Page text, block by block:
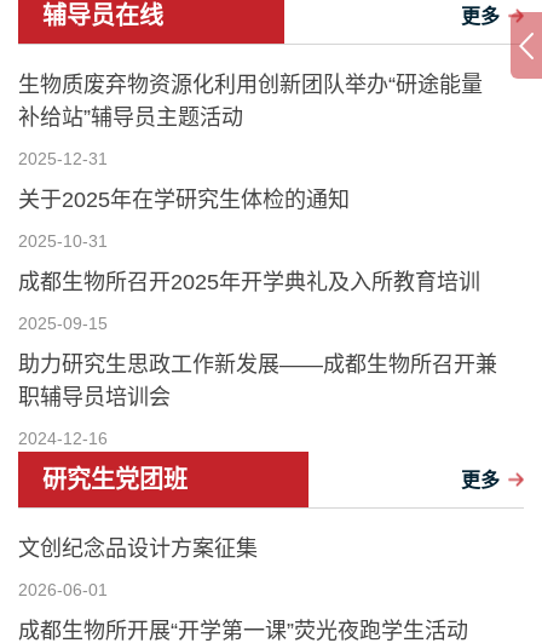
辅导员在线 更多
生物质废弃物资源化利用创新团队举办“研途能量
补给站”辅导员主题活动
2025-12-31
关于2025年在学研究生体检的通知
2025-10-31
成都生物所召开2025年开学典礼及入所教育培训
2025-09-15
助力研究生思政工作新发展——成都生物所召开兼
职辅导员培训会
2024-12-16
研究生党团班 更多
文创纪念品设计方案征集
2026-06-01
成都生物所开展“开学第一课”荧光夜跑学生活动